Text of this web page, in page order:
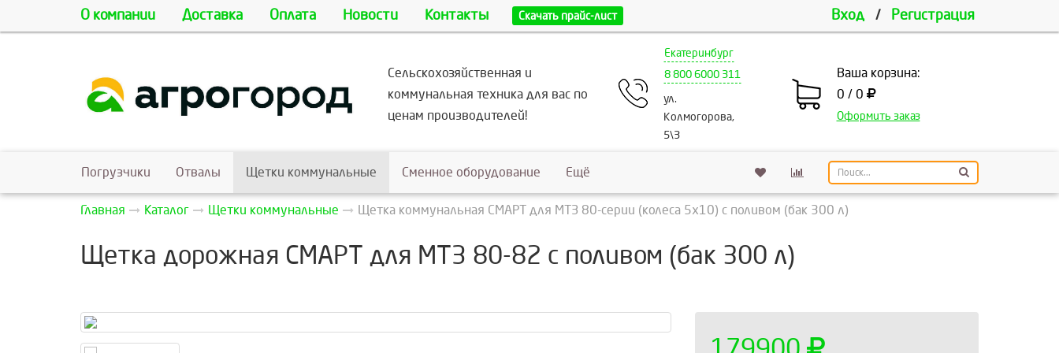
О компании Доставка Оплата Новости Контакты Скачать прайс-лист Вход / Регистрация
Сельскохозяйственная и
коммунальная техника для вас по
ценам производителей!
Екатеринбург
8 800 6000 311
ул.
Колмогорова,
5\3
Ваша корзина:
0 / 0
Оформить заказ
Погрузчики Отвалы Щетки коммунальные Сменное оборудование Ещё
Главная Каталог Щетки коммунальные Щетка коммунальная СМАРТ для МТЗ 80-серии (колеса 5х10) с поливом (бак 300 л)
Щетка дорожная СМАРТ для МТЗ 80-82 с поливом (бак 300 л)